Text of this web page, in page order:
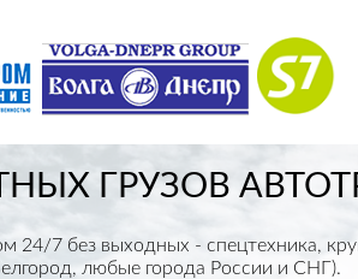
ГРУЗОВ
24/7 без выходных - спецтехника,
любые города России и СНГ).